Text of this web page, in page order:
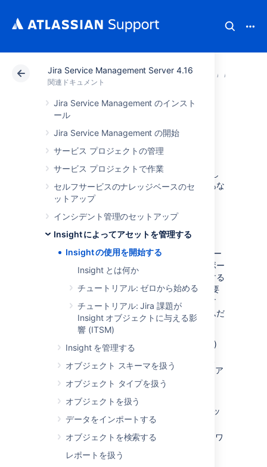
Jira Service Management Server 4.16
関連ドキュメント
Jira Service Management のインスト
ール
Jira Service Management の開始
サービス プロジェクトの管理
サービス プロジェクトで作業
セルフサービスのナレッジベースのセ
ットアップ
インシデント管理のセットアップ
Insight によってアセットを管理する
Insight の使用を開始する
Insight とは何か
チュートリアル: ゼロから始める
チュートリアル: Jira 課題が
Insight オブジェクトに与える影
響 (ITSM)
Insight を管理する
オブジェクト スキーマを扱う
オブジェクト タイプを扱う
オブジェクトを扱う
データをインポートする
オブジェクトを検索する
レポートを扱う
アトラシアン サポート 関連ドキュメント
Insight の使用を開
始する
このページでは、Insight の基本について説明し
ます。その後、どの程度詳しく学習するかはあな
た次第です。
Insight とは何か
資産と構成の管理に使用される Insight は、ハー
ドウェアやソフトウェアからオフィス、キーボー
ド、ライセンスまで、所有するすべてを保存する
データベースのようなものです。Insight は必要
なものを何でも保存できます。使い方次第です
が、最も人気のアイテムは次のようなアイテムだ
と考えられます。
ビジネス サービス (請求、メール、給与)
コンピューター、携帯電話、ソフトウェア
ライセンス)
従業員
(John、Mary、Mathias)
(シドニー、メルボルン、ストッ
クホルム)
サーバー コンポーネント
(RAM、ネットワ
ーク アダプター、ハード ドライブ)